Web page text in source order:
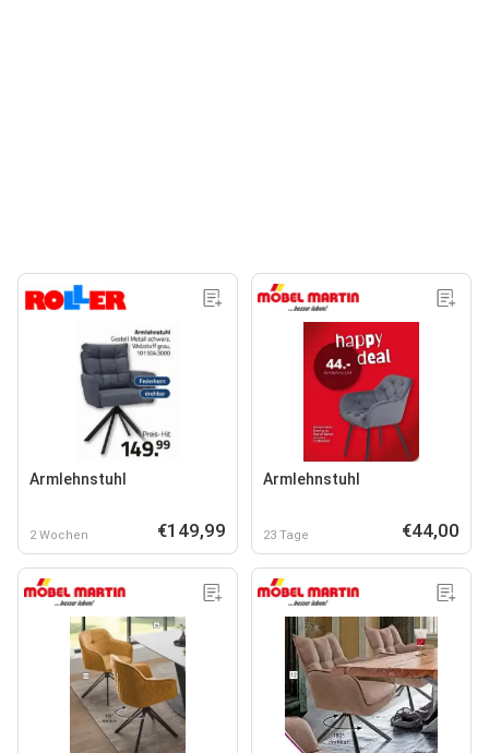
Armlehnstuhl
2 Wochen €149,99
Armlehnstuhl
23 Tage €44,00